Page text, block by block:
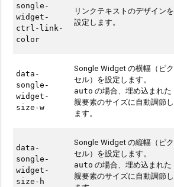
songle-
widget-
ctrl-link-
color
リンクテキストのデザインを
設定します。
data-
songle-
widget-
size-w
Songle Widget の横幅（ピク
セル）を設定します。
auto の場合、埋め込まれた
親要素のサイズに自動調節し
ます。
data-
songle-
widget-
size-h
Songle Widget の縦幅（ピク
セル）を設定します。
auto の場合、埋め込まれた
親要素のサイズに自動調節し